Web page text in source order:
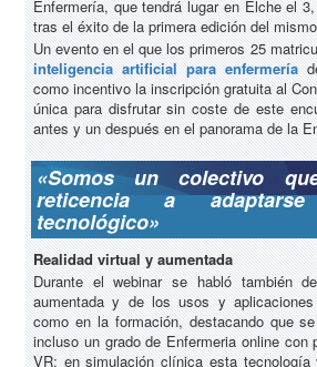
Enfermería, que tendrá lugar en Elche el
tras el éxito de la primera edición del
Un evento en el que los primeros 25
inteligencia artificial para enfermería
como incentivo la inscripción gratuita al
única para disfrutar sin coste de este
antes y un después en el panorama de la
«Somos un colectivo
reticencia a
tecnológico»
Realidad virtual y aumentada
Durante el webinar se habló también
aumentada y de los usos y
como en la formación, destacando que
incluso un grado de Enfermeria online con
VR; en simulación clínica esta